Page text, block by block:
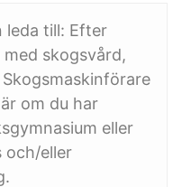
leda till: Efter
skogsvård,
om du har
eller
och/eller